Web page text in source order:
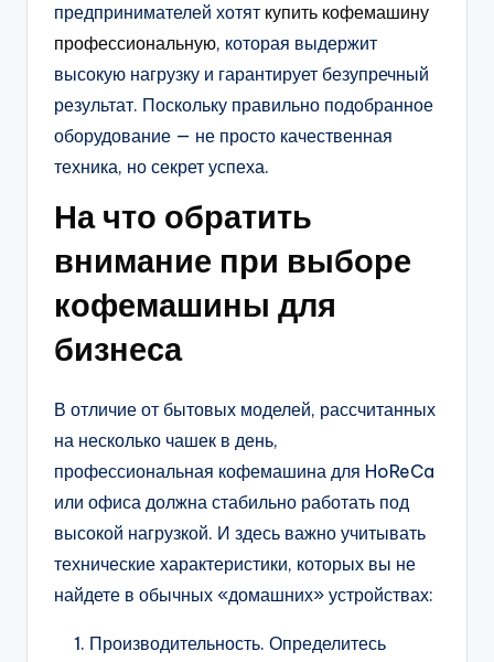
предпринимателей хотят купить кофемашину
профессиональную, которая выдержит
высокую нагрузку и гарантирует безупречный
результат. Поскольку правильно подобранное
оборудование — не просто качественная
техника, но секрет успеха.
На что обратить
внимание при выборе
кофемашины для
бизнеса
В отличие от бытовых моделей, рассчитанных
на несколько чашек в день,
профессиональная кофемашина для HoReCa
или офиса должна стабильно работать под
высокой нагрузкой. И здесь важно учитывать
технические характеристики, которых вы не
найдете в обычных «домашних» устройствах:
Производительность. Определитесь